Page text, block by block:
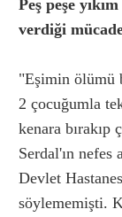
Peş peşe
verdiği
"Eşimin ölümü
2 çocuğumla
kenara bırakıp
Serdal'ın nefes
Devlet
söylememişti.